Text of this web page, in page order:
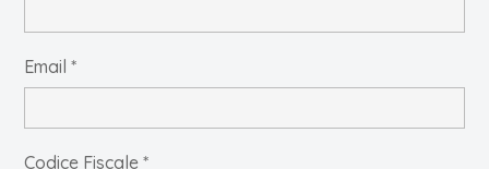
Email *
Codice Fiscale *